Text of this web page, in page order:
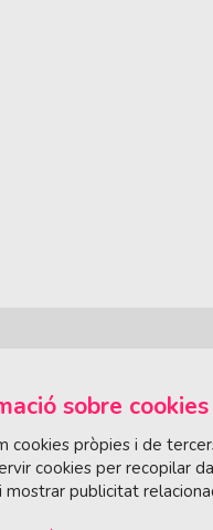
CULTURA
sobre cookies
cookies pròpies i de
cookies per recopilar
mostrar publicitat